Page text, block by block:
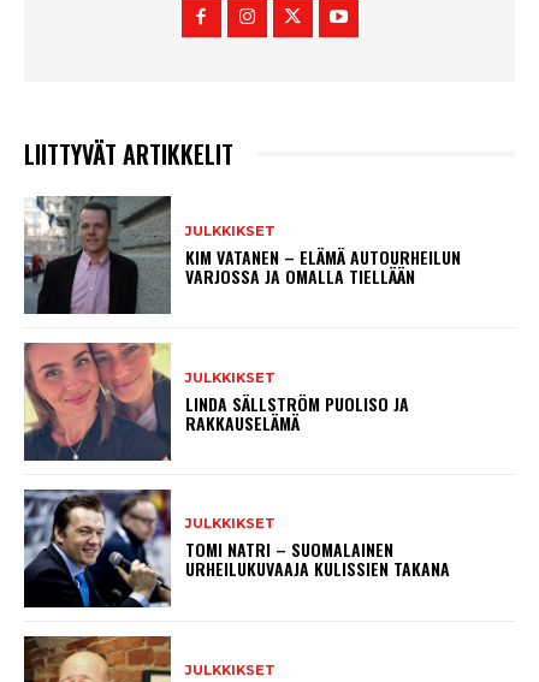
LIITTYVÄT ARTIKKELIT
JULKKIKSET
KIM VATANEN – ELÄMÄ AUTOURHEILUN
VARJOSSA JA OMALLA TIELLÄÄN
JULKKIKSET
LINDA SÄLLSTRÖM PUOLISO JA
RAKKAUSELÄMÄ
JULKKIKSET
TOMI NATRI – SUOMALAINEN
URHEILUKUVAAJA KULISSIEN TAKANA
JULKKIKSET